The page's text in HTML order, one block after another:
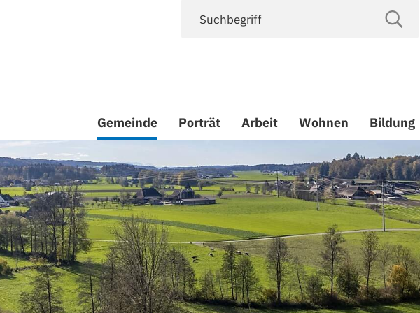
Hauptnavigation
Gemeinde Porträt Arbeit Wohnen Bildung